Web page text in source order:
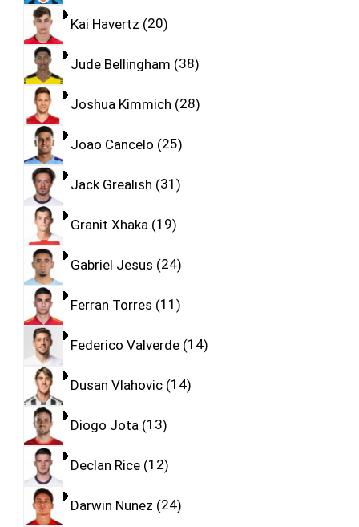
Kai Havertz 20
Jude Bellingham 38
Joshua Kimmich 28
Joao Cancelo 25
Jack Grealish 31
Granit Xhaka 19
Gabriel Jesus 24
Ferran Torres 11
Federico Valverde 14
Dusan Vlahovic 14
Diogo Jota 13
Declan Rice 12
Darwin Nunez 24